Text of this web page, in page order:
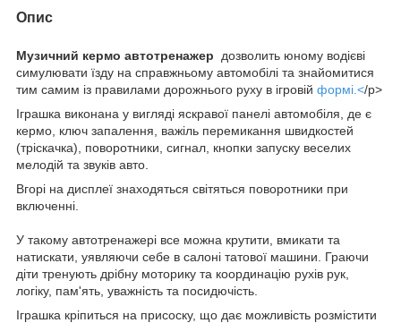
Опис
Музичний кермо автотренажер дозволить юному водієві
симулювати їзду на справжньому автомобілі та знайомитися
тим самим із правилами дорожнього руху в ігровій формі.</p>
Іграшка виконана у вигляді яскравої панелі автомобіля, де є
кермо, ключ запалення, важіль перемикання швидкостей
(тріскачка), поворотники, сигнал, кнопки запуску веселих
мелодій та звуків авто.
Вгорі на дисплеї знаходяться світяться поворотники при
включенні.
У такому автотренажері все можна крутити, вмикати та
натискати, уявляючи себе в салоні татової машини. Граючи
діти тренують дрібну моторику та координацію рухів рук,
логіку, пам'ять, уважність та посидючість.
Іграшка кріпиться на присоску, що дає можливість розмістити